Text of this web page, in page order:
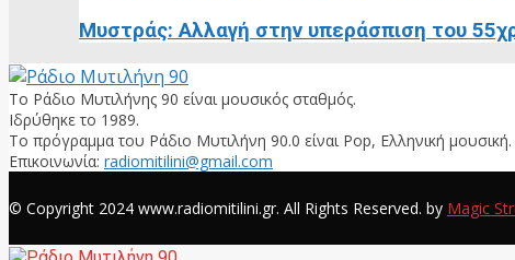
Μυστράς: Αλλαγή στην υπεράσπιση του
Το Ράδιο Μυτιλήνης 90 είναι μουσικός σταθμός.
Ιδρύθηκε το 1989.
Το πρόγραμμα του Ράδιο Μυτιλήνη 90.0 είναι Pop, Ελληνική μουσική.
Επικοινωνία: radiomitilini@gmail.com
© Copyright 2024 www.radiomitilini.gr. All Rights Reserved. by Magic